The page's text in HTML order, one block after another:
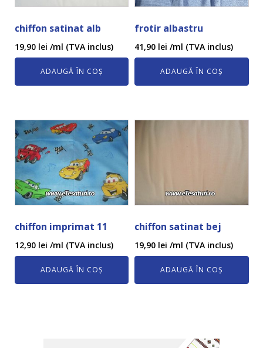
chiffon satinat alb
19,90 lei /ml (TVA inclus)
ADAUGĂ ÎN COȘ
frotir albastru
41,90 lei /ml (TVA inclus)
ADAUGĂ ÎN COȘ
chiffon imprimat 11
12,90 lei /ml (TVA inclus)
ADAUGĂ ÎN COȘ
chiffon satinat bej
19,90 lei /ml (TVA inclus)
ADAUGĂ ÎN COȘ